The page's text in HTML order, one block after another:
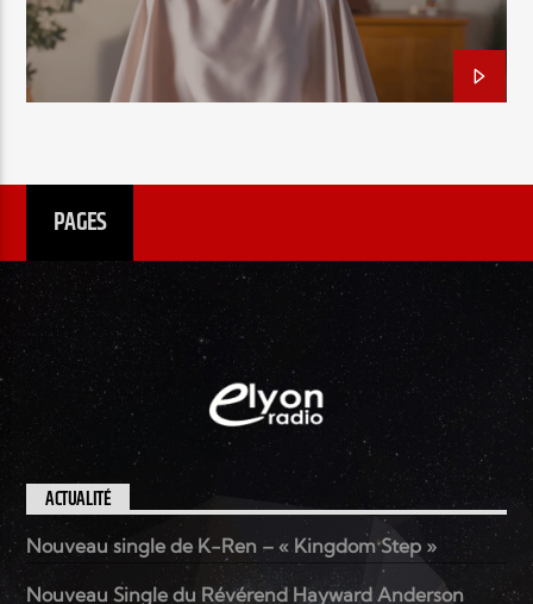
TITRE
ARTISTE
Radio Elyon
Elyon Rhema
PAGES
ACTUALITÉ
Nouveau single de K-Ren – « Kingdom Step »
Nouveau Single du Révérend Hayward Anderson